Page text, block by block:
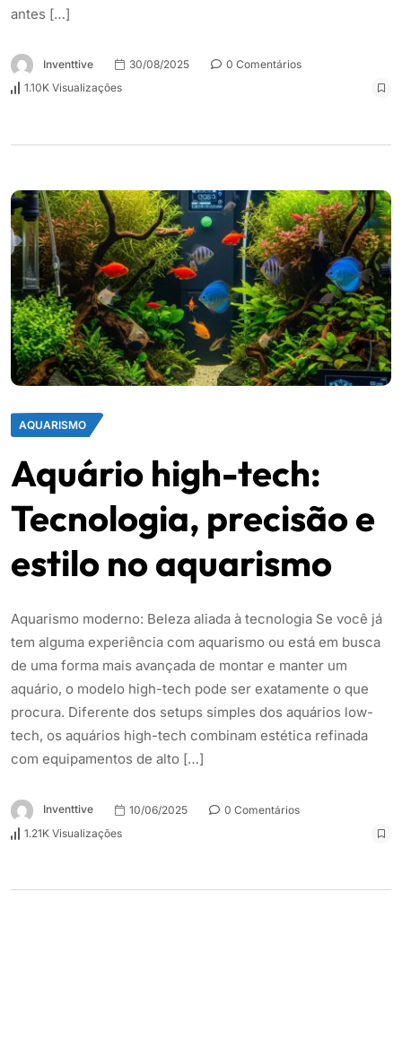
antes […]
Inventtive 30/08/2025
0 Comentários
1.10K Visualizações
AQUARISMO
Aquário high-tech:
Tecnologia, precisão e
estilo no aquarismo
Aquarismo moderno: Beleza aliada à tecnologia Se você já
tem alguma experiência com aquarismo ou está em busca
de uma forma mais avançada de montar e manter um
aquário, o modelo high-tech pode ser exatamente o que
procura. Diferente dos setups simples dos aquários low-
tech, os aquários high-tech combinam estética refinada
com equipamentos de alto […]
Inventtive 10/06/2025
0 Comentários
1.21K Visualizações